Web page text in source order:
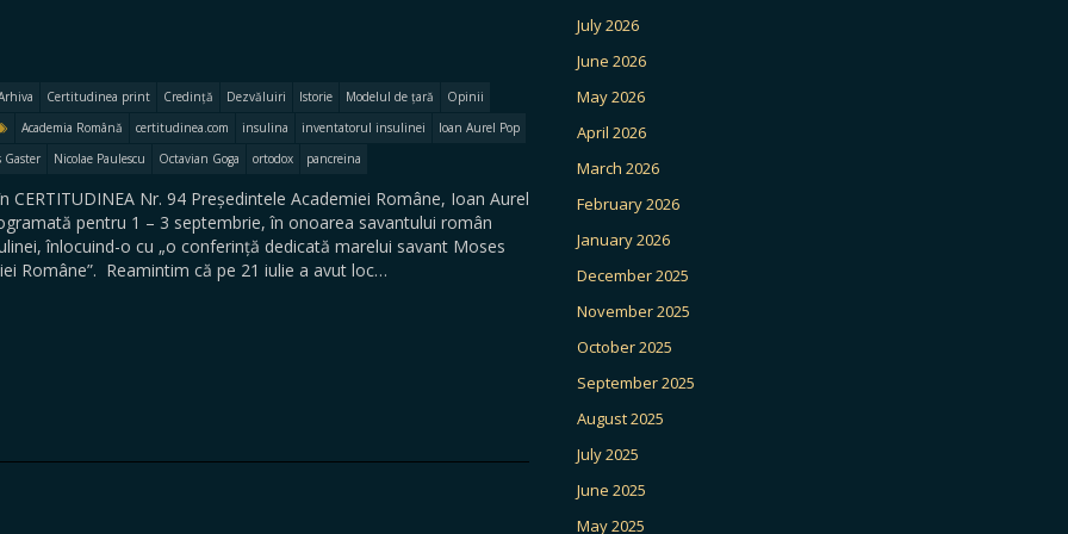
Certitudinea print Credință Dezvăluiri Istorie Modelul de țară
Opinii
Academia Română
certitudinea.com insulina inventatorul insulinei
Ioan Aurel Pop
Gaster
Nicolae Paulescu Octavian Goga ortodox pancreina
Nr. 94 Președintele Academiei Române, Ioan Aurel
pentru 1 – 3 septembrie, în onoarea savantului român
înlocuind-o cu „o conferință dedicată marelui savant Moses
Române”. Reamintim că pe 21 iulie a avut loc…
July 2026
June 2026
May 2026
April 2026
March 2026
February 2026
January 2026
December 2025
November 2025
October 2025
September 2025
August 2025
July 2025
June 2025
May 2025